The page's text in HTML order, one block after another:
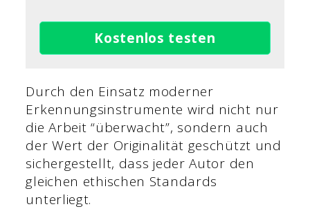
Kostenlos testen
Durch den Einsatz moderner
Erkennungsinstrumente wird nicht nur
die Arbeit “überwacht”, sondern auch
der Wert der Originalität geschützt und
sichergestellt, dass jeder Autor den
gleichen ethischen Standards
unterliegt.